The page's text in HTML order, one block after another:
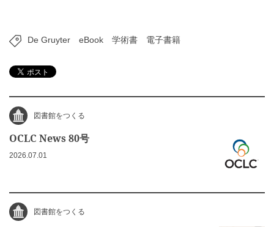
De Gruyter eBook 学術書 電子書籍
図書館をつくる
OCLC News 80号
2026.07.01
図書館をつくる